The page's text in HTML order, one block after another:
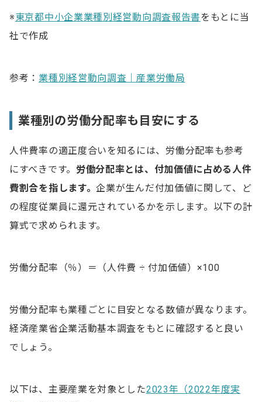
※東京都中小企業業種別経営動向調査報告書をもとに当
社で作成
参考：業種別経営動向調査｜産業労働局
業種別の労働分配率も目安にする
人件費率の適正度合いを知るには、労働分配率も参考
にすべきです。 労働分配率とは、付加価値に占める人件
費割合を指します。企業が生んだ付加価値に関して、ど
の程度従業員に還元されているかを示します。以下の計
算式で求められます。
労働分配率（％）＝（人件費 ÷ 付加価値）×100
労働分配率も業種ごとに目安となる数値が異なります。
経済産業省企業活動基本調査をもとに確認すると良い
でしょう。
以下は、主要産業を対象とした2023年（2022年度実